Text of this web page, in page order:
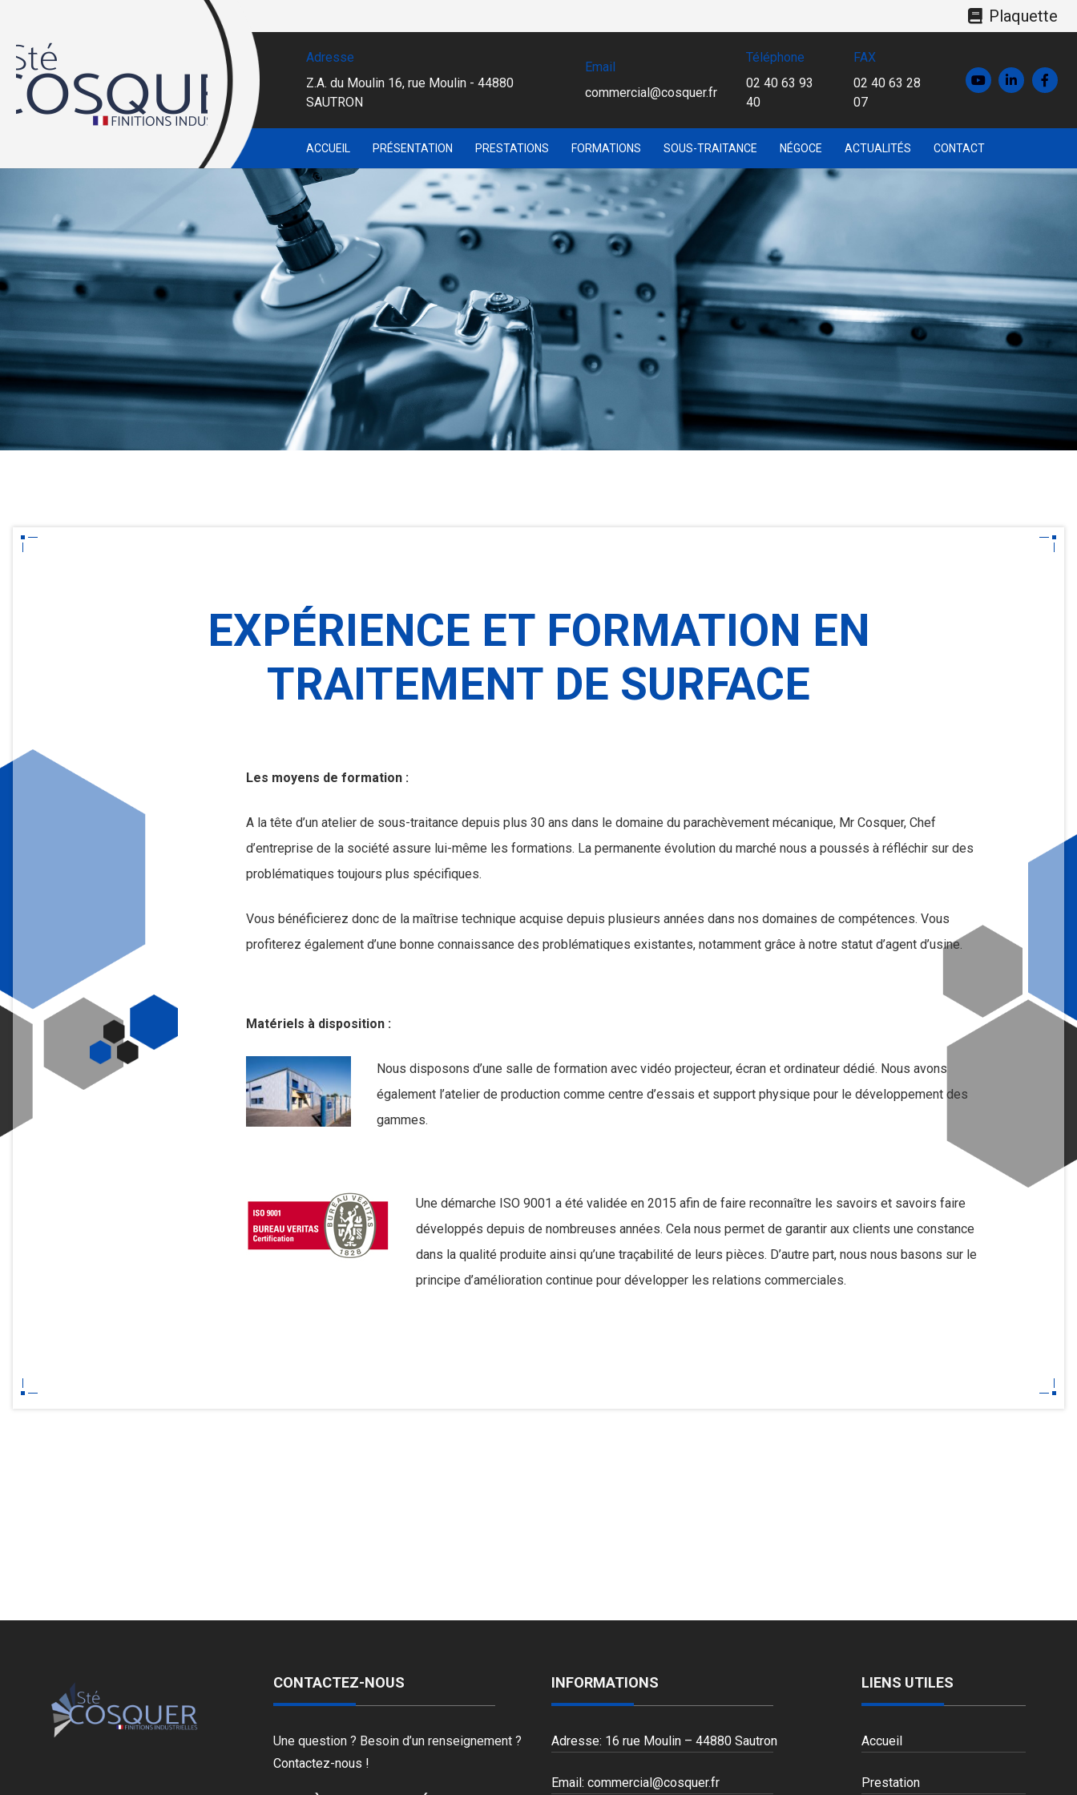
Plaquette
Adresse
Z.A. du Moulin 16, rue Moulin - 44880
SAUTRON
Email
commercial@cosquer.fr
Téléphone
02 40 63 93
40
FAX
02 40 63 28
07
ACCUEIL PRÉSENTATION PRESTATIONS FORMATIONS SOUS-TRAITANCE NÉGOCE ACTUALITÉS CONTACT
EXPÉRIENCE ET FORMATION EN
TRAITEMENT DE SURFACE
Les moyens de formation :
A la tête d’un atelier de sous-traitance depuis plus 30 ans dans le domaine du parachèvement mécanique, Mr Cosquer, Chef
d’entreprise de la société assure lui-même les formations. La permanente évolution du marché nous a poussés à réfléchir sur des
problématiques toujours plus spécifiques.
Vous bénéficierez donc de la maîtrise technique acquise depuis plusieurs années dans nos domaines de compétences. Vous
profiterez également d’une bonne connaissance des problématiques existantes, notamment grâce à notre statut d’agent d’usine.
Matériels à disposition :
Nous disposons d’une salle de formation avec vidéo projecteur, écran et ordinateur dédié. Nous avons
également l’atelier de production comme centre d’essais et support physique pour le développement des
gammes.
Une démarche ISO 9001 a été validée en 2015 afin de faire reconnaître les savoirs et savoirs faire
développés depuis de nombreuses années. Cela nous permet de garantir aux clients une constance
dans la qualité produite ainsi qu’une traçabilité de leurs pièces. D’autre part, nous nous basons sur le
principe d’amélioration continue pour développer les relations commerciales.
CONTACTEZ-NOUS
Une question ? Besoin d’un renseignement ?
Contactez-nous !
INFORMATIONS
Adresse: 16 rue Moulin – 44880 Sautron
Email: commercial@cosquer.fr
LIENS UTILES
Accueil
Prestation